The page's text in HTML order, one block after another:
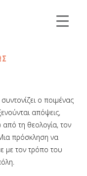
ο ποιμένας
απόψεις,
τη θεολογία, τον
πρόσκληση να
με τον τρόπο του